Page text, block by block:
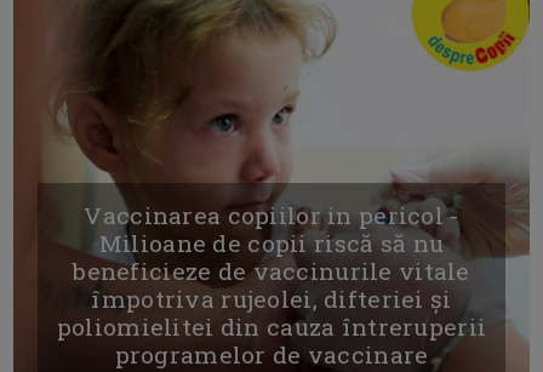
Vaccinarea copiilor in pericol -
Milioane de copii riscă să nu
beneficieze de vaccinurile vitale
împotriva rujeolei, difteriei și
poliomielitei din cauza întreruperii
programelor de vaccinare